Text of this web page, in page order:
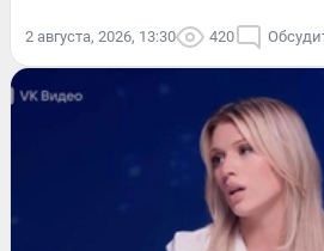
2 августа, 2026, 13:30 420